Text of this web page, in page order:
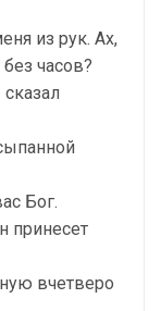
из рук. Ах,
часов?
Бог.
принесет
вчетверо